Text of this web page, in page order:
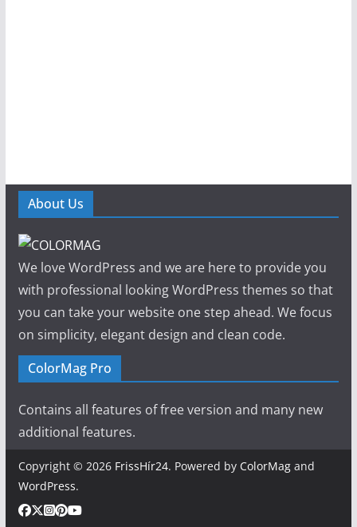
About Us
We love WordPress and we are here to provide you
with professional looking WordPress themes so that
you can take your website one step ahead. We focus
on simplicity, elegant design and clean code.
ColorMag Pro
Contains all features of free version and many new
additional features.
Copyright © 2026 FrissHír24. Powered by ColorMagand
WordPress.